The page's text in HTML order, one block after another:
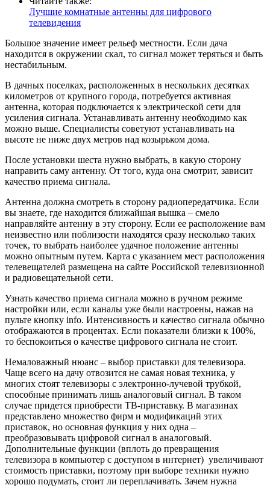
Лучшие комнатные антенны для цифрового
телевидения
Большое значение имеет рельеф местности. Если дача
находится в окружении скал, то сигнал может теряться и быть
нестабильным.
В дачных поселках, расположенных в нескольких десятках
километров от крупного города, потребуется активная
антенна, которая подключается к электрической сети для
усиления сигнала. Устанавливать антенну необходимо как
можно выше. Специалисты советуют устанавливать на
высоте не ниже двух метров над козырьком дома.
После установки шеста нужно выбрать, в какую сторону
направить саму антенну. От того, куда она смотрит, зависит
качество приема сигнала.
Антенна должна смотреть в сторону радиопередатчика. Если
вы знаете, где находится ближайшая вышка – смело
направляйте антенну в эту сторону. Если ее расположение вам
неизвестно или поблизости находятся сразу несколько таких
точек, то выбрать наиболее удачное положение антенны
можно опытным путем. Карта с указанием мест расположения
телевещателей размещена на сайте Российской телевизионной
и радиовещательной сети.
Узнать качество приема сигнала можно в ручном режиме
настройки или, если каналы уже были настроены, нажав на
пульте кнопку info. Интенсивность и качество сигнала обычно
отображаются в процентах. Если показатели близки к 100%,
то беспокоиться о качестве цифрового сигнала не стоит.
Немаловажный нюанс – выбор приставки для телевизора.
Чаще всего на дачу отвозится не самая новая техника, у
многих стоят телевизоры с электронно-лучевой трубкой,
способные принимать лишь аналоговый сигнал. В таком
случае придется приобрести ТВ-приставку. В магазинах
представлено множество фирм и модификаций этих
приставок, но основная функция у них одна –
преобразовывать цифровой сигнал в аналоговый.
Дополнительные функции (вплоть до превращения
телевизора в компьютер с доступом в интернет) увеличивают
стоимость приставки, поэтому при выборе техники нужно
хорошо подумать, стоит ли переплачивать. Зачем нужна